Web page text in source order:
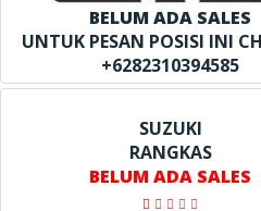
BELUM ADA SALES
UNTUK PESAN POSISI INI
+6282310394585
SUZUKI
RANGKAS
BELUM ADA SALES